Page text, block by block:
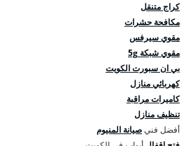
كراج متنقل
مكافحة حشرات
مقوي سيرفس
مقوي شبكة 5g
بي ان سبورت الكويت
كهربائي منازل
كاميرات مراقبة
تنظيف منازل
أفضل فنيصيانة المنيوم